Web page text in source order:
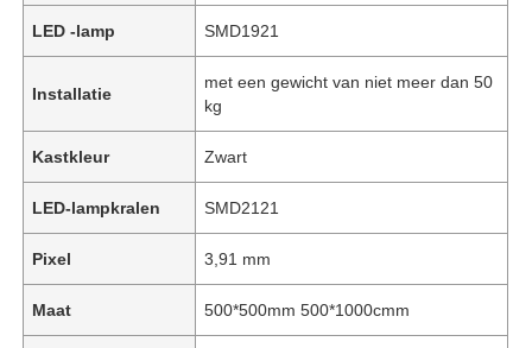
LED -lamp SMD1921
Installatie
met een gewicht van niet meer dan 50
kg
Kastkleur Zwart
LED-lampkralen SMD2121
Pixel 3,91 mm
Maat 500*500mm 500*1000cmm